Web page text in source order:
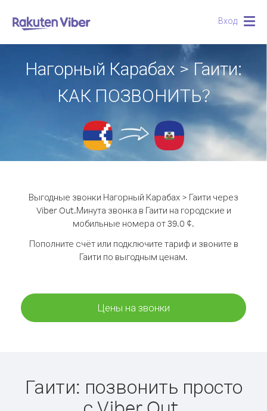
Вход
Нагорный Карабах > Гаити:
КАК ПОЗВОНИТЬ?
Выгодные звонки Нагорный Карабах > Гаити через
Viber Out.Минута звонка в Гаити на городские и
мобильные номера от 39.0 ¢.
Пополните счёт или подключите тариф и звоните в
Гаити по выгодным ценам.
Цены на звонки
Гаити: позвонить просто